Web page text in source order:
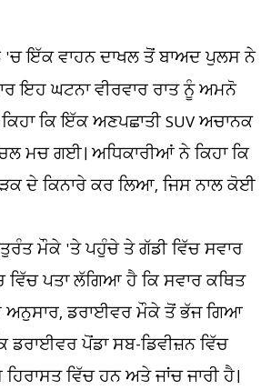
ਇੱਕ ਵਾਹਨ ਦਾਖਲ ਤੋਂ ਬਾਅਦ ਪੁਲਸ ਨੇ
ਇਹ ਘਟਨਾ ਵੀਰਵਾਰ ਰਾਤ ਨੂੰ ਅਮਨੋ
ਕਿ ਇੱਕ ਅਣਪਛਾਤੀ SUV ਅਚਾਨਕ
ਮਚ ਗਈ। ਅਧਿਕਾਰੀਆਂ ਨੇ ਕਿਹਾ ਕਿ
ਦੇ ਕਿਨਾਰੇ ਕਰ ਲਿਆ, ਜਿਸ ਨਾਲ ਕੋਈ
ਮੌਕੇ 'ਤੇ ਪਹੁੰਚੇ ਤੇ ਗੱਡੀ ਵਿੱਚ ਸਵਾਰ
ਵਿੱਚ ਪਤਾ ਲੱਗਿਆ ਹੈ ਕਿ ਸਵਾਰ ਕਥਿਤ
ਅਨੁਸਾਰ, ਡਰਾਈਵਰ ਮੌਕੇ ਤੋਂ ਭੱਜ ਗਿਆ
ਪੋਂਡਾ ਸਬ-ਡਿਵੀਜ਼ਨ ਵਿੱਚ
ਵਿੱਚ ਹਨ ਅਤੇ ਜਾਂਚ ਜਾਰੀ ਹੈ।
ਦਮਿਸ਼ਕ 'ਚ ਬੰਬ ਧਮਾਕਾ, 14 ਲੋਕ ਜ਼ਖਮੀ